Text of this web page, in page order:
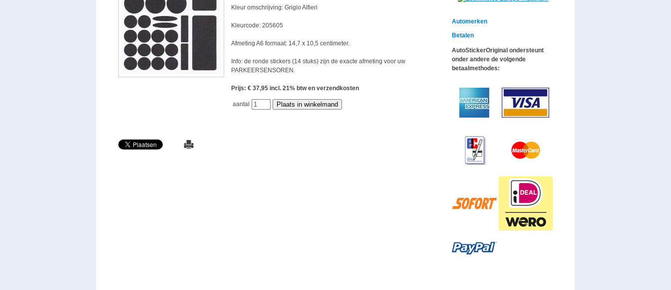
Kleur omschrijving: Grigio Alfieri
Kleurcode: 205605
Afmeting A6 formaat: 14,7 x 10,5 centimeter.
Info: de ronde stickers (14 stuks) zijn de exacte afmeting voor uw
PARKEERSENSOREN.
Prijs: € 37,95 incl. 21% btw en verzendkosten
aantal
Automerken
Betalen
AutoStickerOriginal ondersteunt
onder andere de volgende
betaalmethodes: